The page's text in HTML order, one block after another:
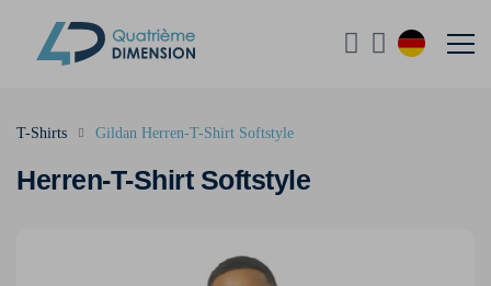
Herren-T-Shirt Softstyle
T-Shirts Gildan Herren-T-Shirt Softstyle